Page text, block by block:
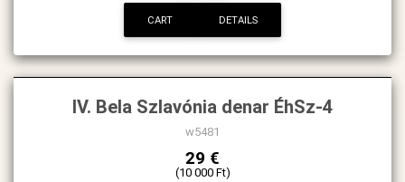
CART DETAILS
IV. Bela Szlavónia denar ÉhSz-4
w5481
29 €
(10 000 Ft)